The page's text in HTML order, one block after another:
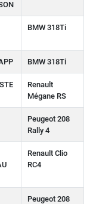
BMW 318Ti
BMW 318Ti
Renault
Mégane RS
Peugeot 208
Rally 4
Renault Clio
RC4
Peugeot 208